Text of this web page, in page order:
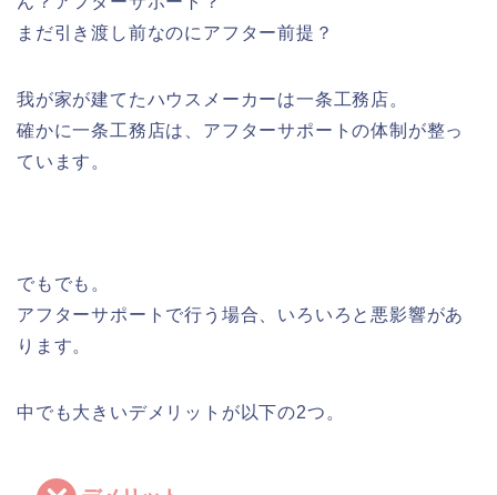
まだ引き渡し前なのにアフター前提？
我が家が建てたハウスメーカーは一条工務店。
確かに一条工務店は、アフターサポートの体制が整っ
ています。
でもでも。
アフターサポートで行う場合、いろいろと悪影響があ
ります。
中でも大きいデメリットが以下の2つ。